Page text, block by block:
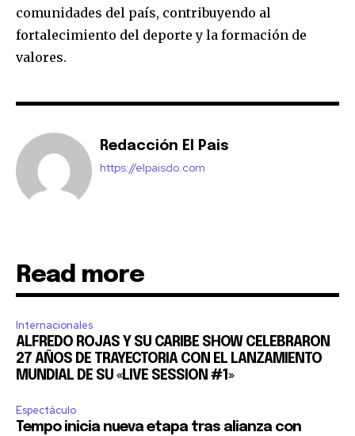
comunidades del país, contribuyendo al
fortalecimiento del deporte y la formación de
valores.
Redacción El Pais
https://elpaisdo.com
Read more
Internacionales
ALFREDO ROJAS Y SU CARIBE SHOW CELEBRARON
27 AÑOS DE TRAYECTORIA CON EL LANZAMIENTO
MUNDIAL DE SU «LIVE SESSION #1»
Espectáculo
Tempo inicia nueva etapa tras alianza con